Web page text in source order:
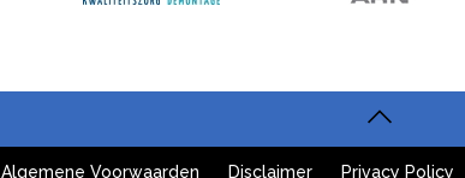
Algemene Voorwaarden Disclaimer Privacy Policy